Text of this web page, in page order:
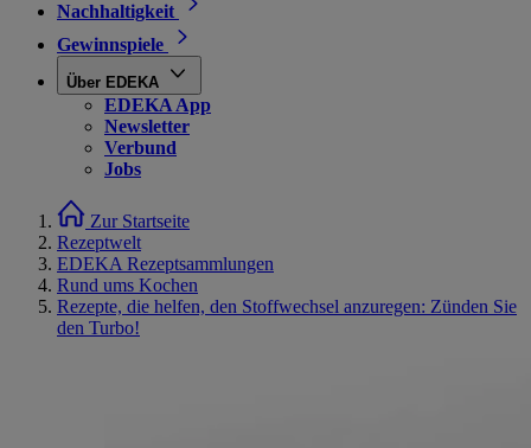
Nachhaltigkeit
Gewinnspiele
Über EDEKA
EDEKA App
Newsletter
Verbund
Jobs
Zur Startseite
Rezeptwelt
EDEKA Rezeptsammlungen
Rund ums Kochen
Rezepte, die helfen, den Stoffwechsel anzuregen: Zünden Sie
den Turbo!